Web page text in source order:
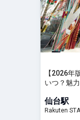
【2026年
いつ？魅
仙台駅
Rakuten